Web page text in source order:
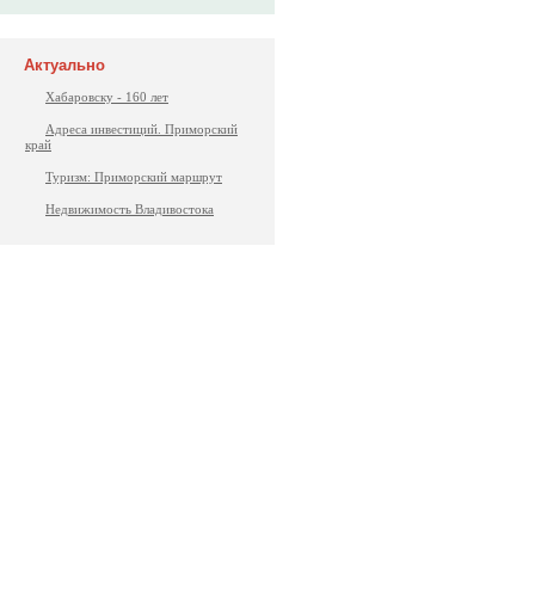
Актуально
Хабаровску - 160 лет
Адреса инвестиций. Приморский
край
Туризм: Приморский маршрут
Недвижимость Владивостока